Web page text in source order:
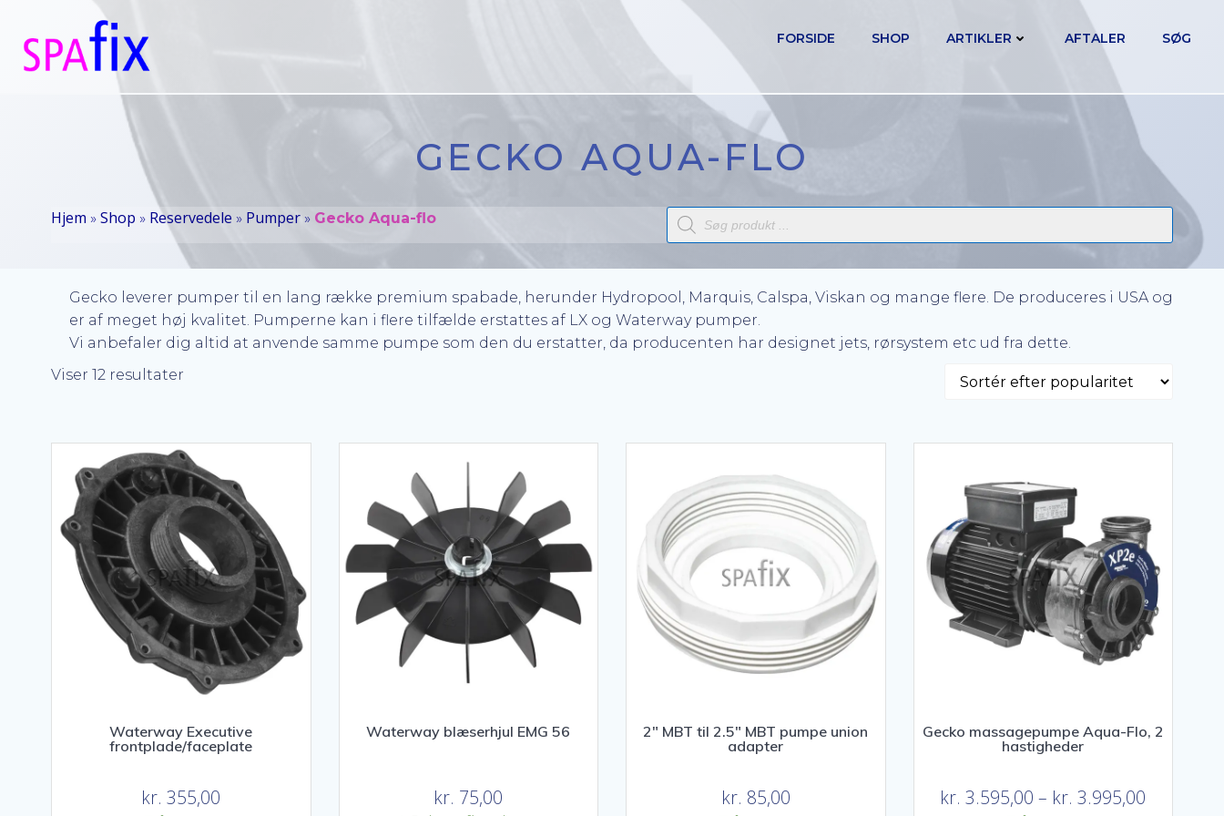
indhold
FORSIDE SHOP ARTIKLER AFTALER SØG
GECKO AQUA-FLO
Hjem » Shop » Reservedele » Pumper » Gecko Aqua-flo
Products
search
Gecko leverer pumper til en lang række premium spabade, herunder Hydropool, Marquis, Calspa, Viskan og mange flere. De produceres i USA og
er af meget høj kvalitet. Pumperne kan i flere tilfælde erstattes af LX og Waterway pumper.
Vi anbefaler dig altid at anvende samme pumpe som den du erstatter, da producenten har designet jets, rørsystem etc ud fra dette.
Viser 12 resultater
Waterway Executive
frontplade/faceplate
kr. 355,00
Waterway blæserhjul EMG 56
kr. 75,00
2″ MBT til 2.5″ MBT pumpe union
adapter
kr. 85,00
Gecko massagepumpe Aqua-Flo, 2
hastigheder
kr. 3.595,00 – kr. 3.995,00